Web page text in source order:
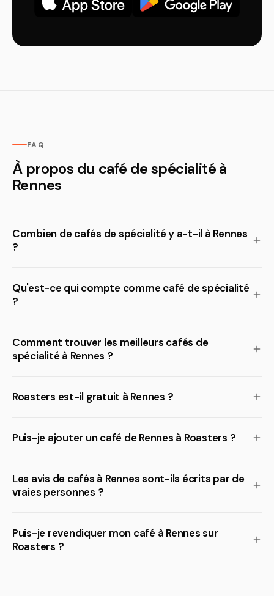
FAQ
À propos du café de spécialité à
Rennes
Combien de cafés de spécialité y a-t-il à Rennes
?
Qu'est-ce qui compte comme café de spécialité
?
Comment trouver les meilleurs cafés de
spécialité à Rennes ?
Roasters est-il gratuit à Rennes ?
Puis-je ajouter un café de Rennes à Roasters ?
Les avis de cafés à Rennes sont-ils écrits par de
vraies personnes ?
Puis-je revendiquer mon café à Rennes sur
Roasters ?